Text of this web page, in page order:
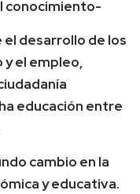
conocimiento-
desarrollo de los
el empleo,
educación entre
cambio en la
y educativa.